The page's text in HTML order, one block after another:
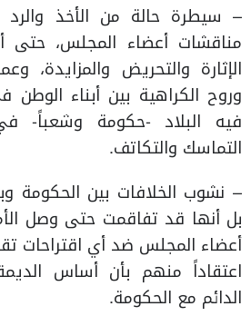
– سيطرة حالة من الأخذ
مناقشات أعضاء المجلس، حتى
الإثارة والتحريض والمزايدة،
وروح الكراهية بين أبناء
فيه البلاد -حكومة وشعباً-
التماسك والتكاتف.
– نشوب الخلافات بين الحكومة
بل أنها قد تفاقمت حتى وصل
أعضاء المجلس ضد أي اقتراحات
اعتقاداً منهم بأن أساس
الدائم مع الحكومة.